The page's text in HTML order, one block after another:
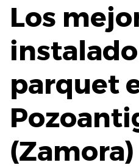
Los
parquet
(Zamora)